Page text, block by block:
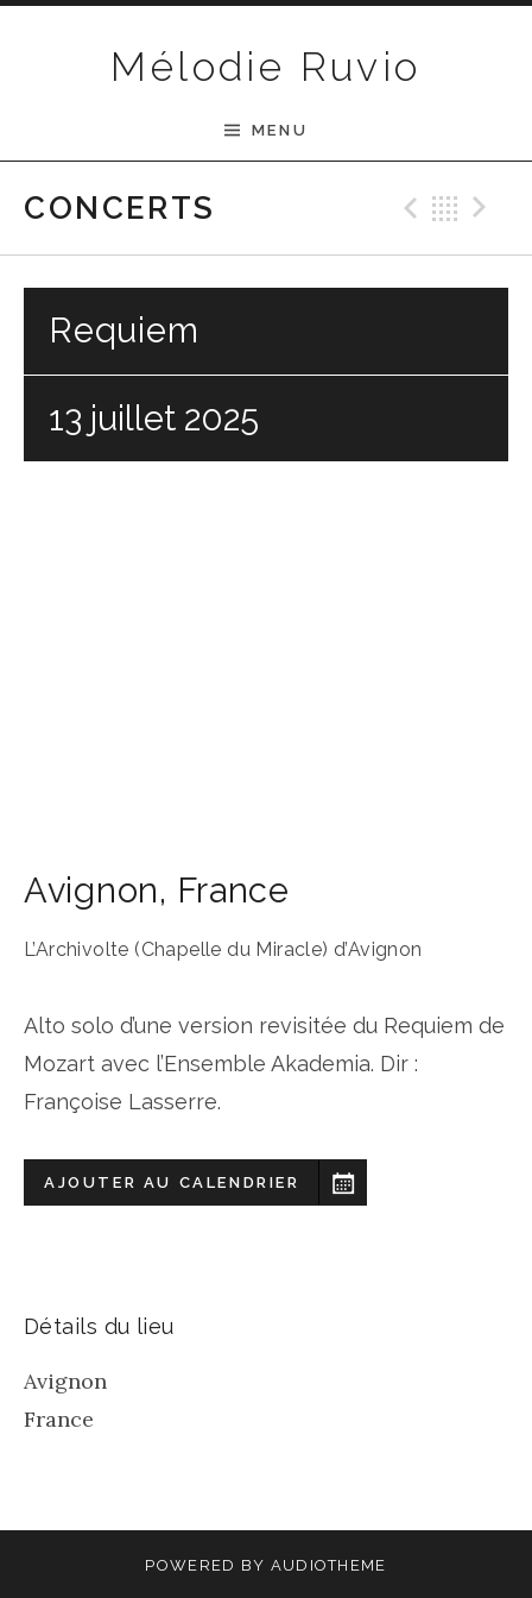
Mélodie Ruvio
MENU
CONCERTS
Requiem
13 juillet 2025
Avignon, France
L’Archivolte (Chapelle du Miracle) d’Avignon
Alto solo d’une version revisitée du Requiem de
Mozart avec l’Ensemble Akademia. Dir :
Françoise Lasserre.
AJOUTER AU CALENDRIER
Détails du lieu
Avignon
France
POWERED BY AUDIOTHEME